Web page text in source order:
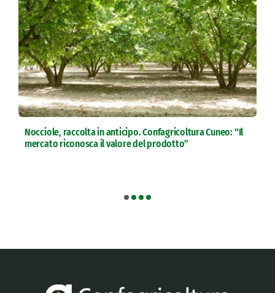
Nocciole, raccolta in anticipo. Confagricoltura Cuneo: “Il
mercato riconosca il valore del prodotto”